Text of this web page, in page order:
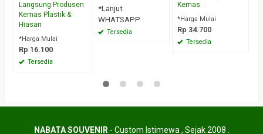
Langsung Produsen
Kemas Plastik &
Hiasan
*Harga Mulai
Rp 16.100
Tersedia
*Lanjut
WHATSAPP
Tersedia
Kemas
*Harga Mulai
Rp 34.700
Tersedia
NABATA SOUVENIR- Custom Istimewa , Sejak 2008 .